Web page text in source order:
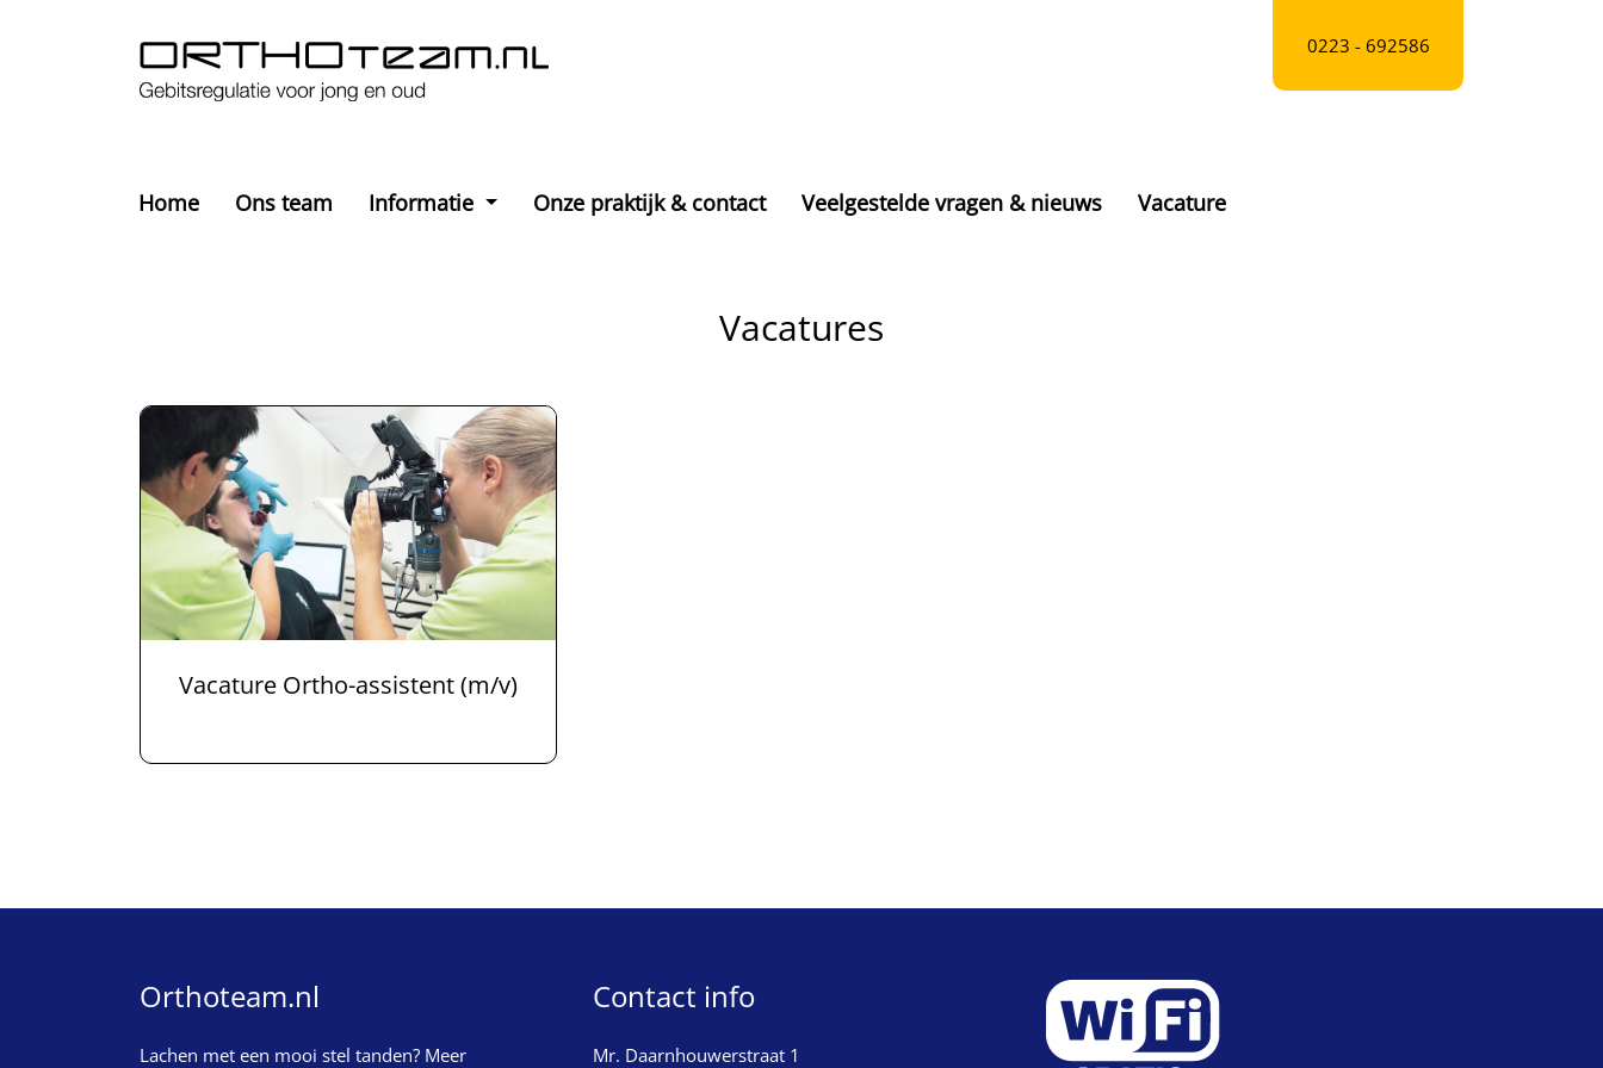
0223 - 692586
Home Ons team Informatie Onze praktijk & contact Veelgestelde vragen & nieuws Vacature
Vacatures
Vacature Ortho-assistent (m/v)
Orthoteam.nl
Lachen met een mooi stel tanden? Meer
Contact info
Mr. Daarnhouwerstraat 1